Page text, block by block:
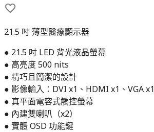
21.5 吋 薄型醫療顯示器
● 21.5 吋 LED 背光液晶螢幕
● 高亮度 500 nits
● 精巧且簡潔的設計
● 影像輸入：DVI x1、HDMI x1、VGA x1
● 真平面電容式觸控螢幕
● 內建雙喇叭（x2）
● 實體 OSD 功能鍵